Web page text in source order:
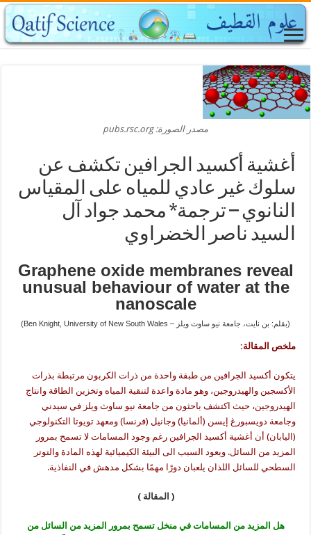
مصدر الصورة: pubs.rsc.org
أغشية أكسيد الجرافين تكشف عن
سلوك غير عادي للمياه على المقياس
النانوي – ترجمة* محمد جواد آل
السيد ناصر الخضراوي
Graphene oxide membranes reveal
unusual behaviour of water at the
nanoscale
(Ben Knight, University of New South Wales – بقلم: بن نايت، جامعة نيو ساوث ويلز)
ملخص المقالة:
يتكون أكسيد الجرافين من طبقة واحدة من ذرات الكربون مرتبطة بذرات
الأكسجين والهيدروجين، وهو مادة واعدة لتنقية المياه وتخزين الطاقة وانتاج
الهيدروجين، حيث اكتشف باحثون من جامعة نيو ساوث ويلز في سيدني
وجامعة دويسبورغ إيسن (ألمانيا) وجانيل (فرنسا) ومعهد تويوتا التكنولوجي
(اليابان) أن أغشية أكسيد الجرافين رغم وجود المسامات لا تسمح بمرور
المزيد من السائل. ويعود السبب الى البيئة الكيميائية لهذه المادة والتوتر
السطحي للسائل اللذان يلعبان دورًا مهمًا بشكل مدهش في النفاذية.
( المقالة )
هل المزيد من المسامات في منخل تسمح بمرور المزيد من السائل من